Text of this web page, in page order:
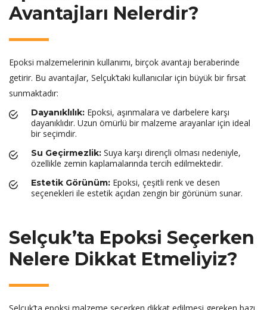
Avantajları Nelerdir?
Epoksi malzemelerinin kullanımı, birçok avantajı beraberinde
getirir. Bu avantajlar, Selçuk’taki kullanıcılar için büyük bir fırsat
sunmaktadır:
Dayanıklılık: Epoksi, aşınmalara ve darbelere karşı
dayanıklıdır. Uzun ömürlü bir malzeme arayanlar için ideal
bir seçimdir.
Su Geçirmezlik: Suya karşı dirençli olması nedeniyle,
özellikle zemin kaplamalarında tercih edilmektedir.
Estetik Görünüm: Epoksi, çeşitli renk ve desen
seçenekleri ile estetik açıdan zengin bir görünüm sunar.
Selçuk’ta Epoksi Seçerken
Nelere Dikkat Etmeliyiz?